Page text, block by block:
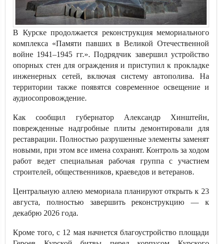
В Курске продолжается реконструкция мемориального
комплекса «Памяти павших в Великой Отечественной
войне 1941–1945 гг.». Подрядчик завершил устройство
опорных стен для ограждения и приступил к прокладке
инженерных сетей, включая систему автополива. На
территории также появятся современное освещение и
аудиосопровождение.
Как сообщил губернатор Александр Хинштейн,
поврежденные надгробные плиты демонтировали для
реставрации. Полностью разрушенные элементы заменят
новыми, при этом все имена сохранят. Контроль за ходом
работ ведет специальная рабочая группа с участием
строителей, общественников, краеведов и ветеранов.
Центральную аллею мемориала планируют открыть к 23
августа, полностью завершить реконструкцию — к
декабрю 2026 года.
Кроме того, с 12 мая начнется благоустройство площади